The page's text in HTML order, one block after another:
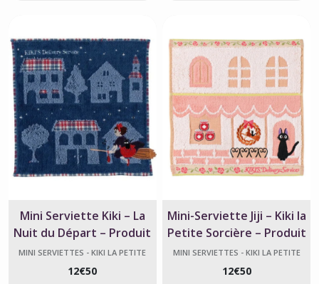
Mini Serviette Kiki – La
Nuit du Départ – Produit
Officiel Ghibli
MINI SERVIETTES - KIKI LA PETITE
12€50
Mini-Serviette Jiji – Kiki la
Petite Sorcière – Produit
Officiel Ghibli
MINI SERVIETTES - KIKI LA PETITE
12€50